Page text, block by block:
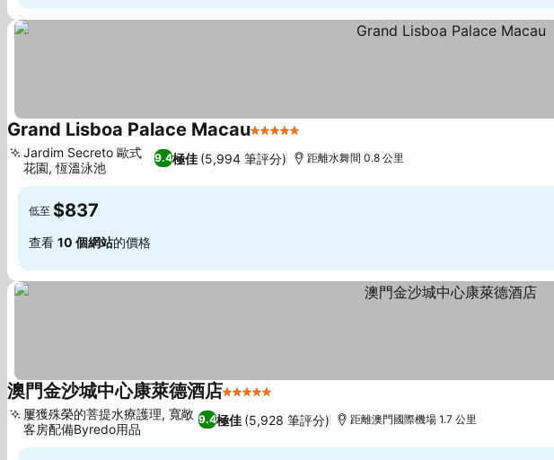
Grand Lisboa Palace Macau5 星級
9.4極佳 (5,994 筆評分)
Jardim Secreto 歐式
花園, 恆溫泳池
距離水舞間 0.8 公里
低至 $837
查看 10 個網站的價格
澳門金沙城中心康萊德酒店5 星級
9.4極佳 (5,928 筆評分)
屢獲殊榮的菩提水療護理, 寬敞
客房配備Byredo用品
距離澳門國際機場 1.7 公里